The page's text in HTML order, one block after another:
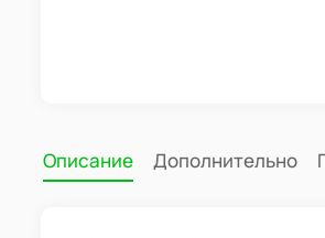
Описание Дополнительно